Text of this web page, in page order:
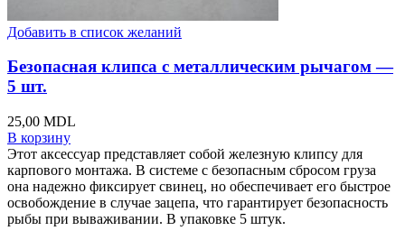
Добавить в список желаний
Безопасная клипса с металлическим рычагом —
5 шт.
25,00 MDL
В корзину
Этот аксессуар представляет собой железную клипсу для
карпового монтажа. В системе с безопасным сбросом груза
она надежно фиксирует свинец, но обеспечивает его быстрое
освобождение в случае зацепа, что гарантирует безопасность
рыбы при вываживании. В упаковке 5 штук.